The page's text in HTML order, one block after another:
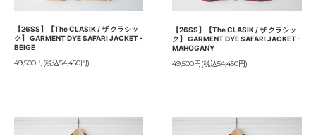
【26SS】【The CLASIK / ザ クラシッ
ク】 GARMENT DYE SAFARI JACKET -
BEIGE
49,500円(税込54,450円)
【26SS】【The CLASIK / ザ クラシッ
ク】 GARMENT DYE SAFARI JACKET -
MAHOGANY
49,500円(税込54,450円)